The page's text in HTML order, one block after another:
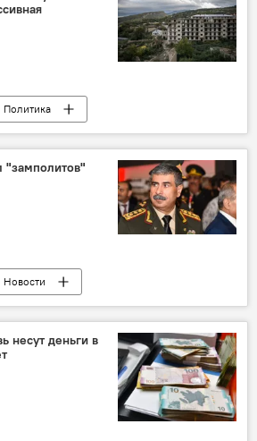
Политика
Новости
Франция
визит
"замполитов"
Новости
Минобороны АР
Военнослужащие
несут деньги в